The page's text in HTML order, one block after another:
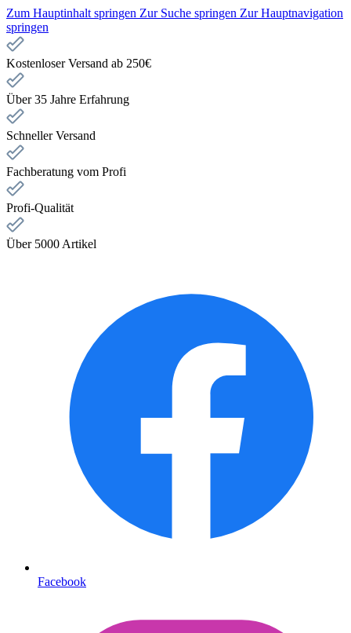
Zum Hauptinhalt springen Zur Suche springen Zur Hauptnavigation
springen
Kostenloser Versand ab 250€
Über 35 Jahre Erfahrung
Schneller Versand
Fachberatung vom Profi
Profi-Qualität
Über 5000 Artikel
Facebook